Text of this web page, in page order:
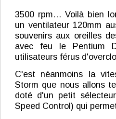
3500 rpm… Voilà bien
un ventilateur 120mm
souvenirs aux oreilles
avec feu le Pentium
utilisateurs férus
C'est néanmoins la
Storm que nous allons
doté d'un petit
Speed Control) qui